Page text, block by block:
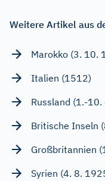
Weitere Artikel aus
Marokko (3. 10.
Italien (1512)
Russland (1.-
Britische Inseln
Großbritannien
Syrien (4. 8.